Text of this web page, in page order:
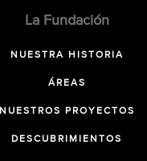
La Fundación
NUESTRA HISTORIA
ÁREAS
NUESTROS PROYECTOS
DESCUBRIMIENTOS